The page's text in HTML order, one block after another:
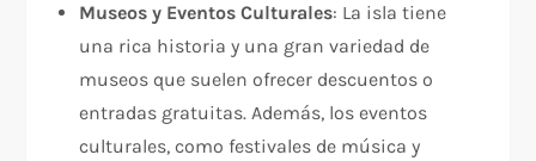
Museos y Eventos Culturales: La isla tiene
una rica historia y una gran variedad de
museos que suelen ofrecer descuentos o
entradas gratuitas. Además, los eventos
culturales, como festivales de música y